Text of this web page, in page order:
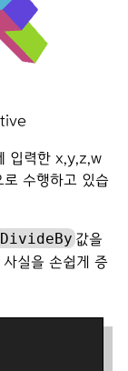
입력한 x,y,z,w
수행하고 있습
값을
실을 손쉽게 증